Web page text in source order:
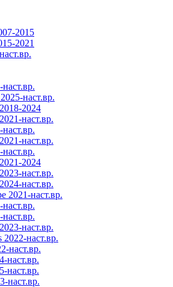
2015
2021
наст.вр.
2024
наст.вр.
наст.вр.
2024
наст.вр.
наст.вр.
2021-наст.вр.
наст.вр.
2022-наст.вр.
наст.вр.
наст.вр.
наст.вр.
наст.вр.